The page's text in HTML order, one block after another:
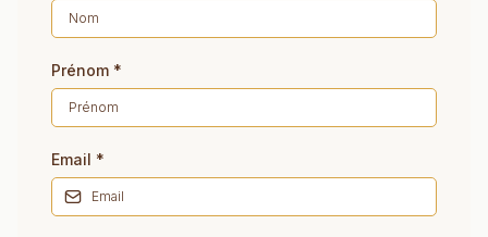
Prénom *
Email *